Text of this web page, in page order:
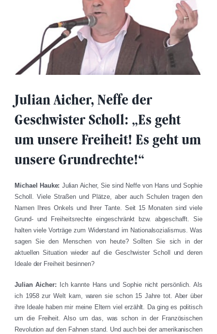
Julian Aicher, Neffe der
Geschwister Scholl: „Es geht
um unsere Freiheit! Es geht um
unsere Grundrechte!“
Michael Hauke: Julian Aicher, Sie sind Neffe von Hans und Sophie
Scholl. Viele Straßen und Plätze, aber auch Schulen tragen den
Namen Ihres Onkels und Ihrer Tante. Seit 15 Monaten sind viele
Grund- und Freiheitsrechte eingeschränkt bzw. abgeschafft. Sie
halten viele Vorträge zum Widerstand im Nationalsozialismus. Was
sagen Sie den Menschen von heute? Sollten Sie sich in der
aktuellen Situation wieder auf die Geschwister Scholl und deren
Ideale der Freiheit besinnen?
Julian Aicher: Ich kannte Hans und Sophie nicht persönlich. Als
ich 1958 zur Welt kam, waren sie schon 15 Jahre tot. Aber über
ihre Ideale haben mir meine Eltern viel erzählt. Da ging es politisch
um die Freiheit. Also um das, was schon in der Französischen
Revolution auf den Fahnen stand. Und auch bei der amerikanischen